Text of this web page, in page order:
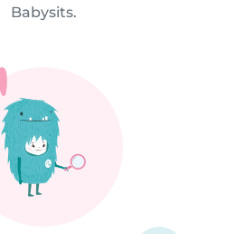
Babysits.